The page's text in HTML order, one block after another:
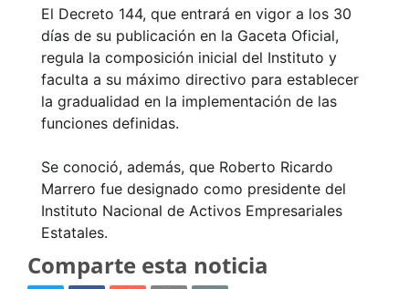
El Decreto 144, que entrará en vigor a los 30
días de su publicación en la Gaceta Oficial,
regula la composición inicial del Instituto y
faculta a su máximo directivo para establecer
la gradualidad en la implementación de las
funciones definidas.
Se conoció, además, que Roberto Ricardo
Marrero fue designado como presidente del
Instituto Nacional de Activos Empresariales
Estatales.
Comparte esta noticia